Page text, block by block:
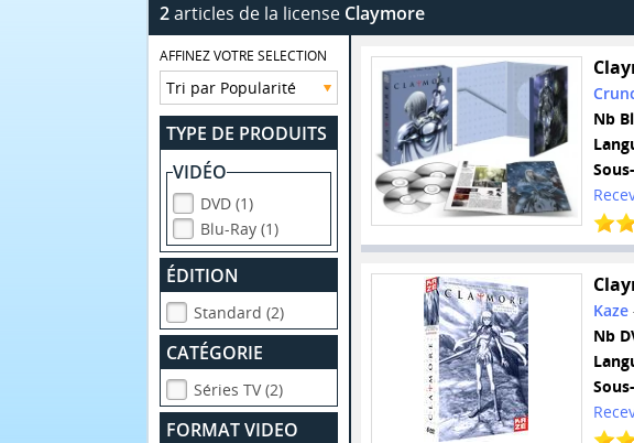
2articles de la license Claymore
AFFINEZ VOTRE SELECTION
TYPE DE PRODUITS
VIDÉO
DVD (1)
Blu-Ray (1)
ÉDITION
Standard (2)
CATÉGORIE
Séries TV (2)
FORMAT VIDEO
Nb
Kaze
Nb